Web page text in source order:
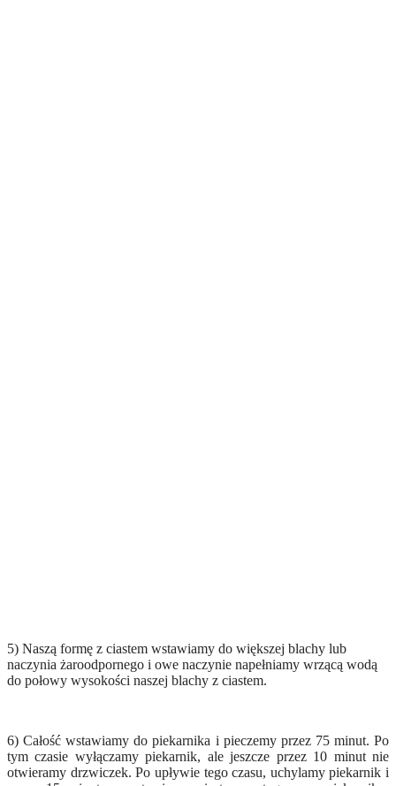
5) Naszą formę z ciastem wstawiamy do większej blachy lub
naczynia żaroodpornego i owe naczynie napełniamy wrzącą wodą
do połowy wysokości naszej blachy z ciastem.
6) Całość wstawiamy do piekarnika i pieczemy przez 75 minut. Po
tym czasie wyłączamy piekarnik, ale jeszcze przez 10 minut nie
otwieramy drzwiczek. Po upływie tego czasu, uchylamy piekarnik i